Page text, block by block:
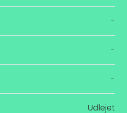
-
-
-
Udlejet